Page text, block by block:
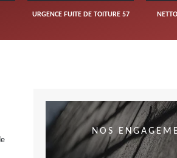
URGENCE FUITE DE TOITURE 57
NOS